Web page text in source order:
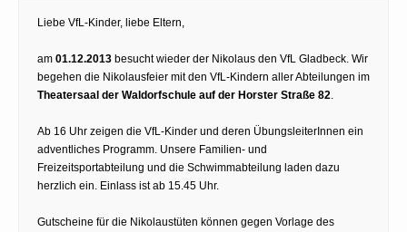
Liebe VfL-Kinder, liebe Eltern,
am 01.12.2013 besucht wieder der Nikolaus den VfL Gladbeck. Wir
begehen die Nikolausfeier mit den VfL-Kindern aller Abteilungen im
Theatersaal der Waldorfschule auf der Horster Straße 82.
Ab 16 Uhr zeigen die VfL-Kinder und deren ÜbungsleiterInnen ein
adventliches Programm. Unsere Familien- und
Freizeitsportabteilung und die Schwimmabteilung laden dazu
herzlich ein. Einlass ist ab 15.45 Uhr.
Gutscheine für die Nikolaustüten können gegen Vorlage des